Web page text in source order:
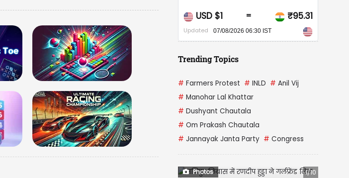
₹95.31
Updated 07/08/2026 06:30 IST
CAD $1 =
Updated 07/08/2026 06:30 IST
Trending Topics
# Farmers Protest # INLD # Anil Vij
# Manohar Lal Khattar
# Dushyant Chautala
# Om Prakash Chautala
# Jannayak Janta Party # Congress
Photos 1/10